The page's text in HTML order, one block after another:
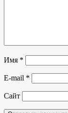
Имя *
E-mail *
Сайт